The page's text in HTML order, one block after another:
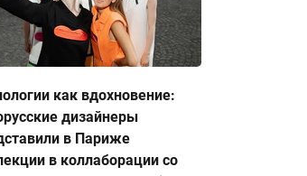
как вдохновение:
дизайнеры
в Париже
в коллаборации со